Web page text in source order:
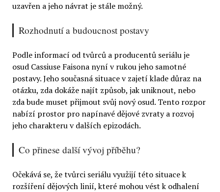
uzavřen a jeho návrat je stále možný.
Rozhodnutí a budoucnost postavy
Podle informací od tvůrců a producentů seriálu je
osud Cassiuse Faisona nyní v rukou jeho samotné
postavy. Jeho současná situace v zajetí klade důraz na
otázku, zda dokáže najít způsob, jak uniknout, nebo
zda bude muset přijmout svůj nový osud. Tento rozpor
nabízí prostor pro napínavé dějové zvraty a rozvoj
jeho charakteru v dalších epizodách.
Co přinese další vývoj příběhu?
Očekává se, že tvůrci seriálu využijí této situace k
rozšíření dějových linií, které mohou vést k odhalení